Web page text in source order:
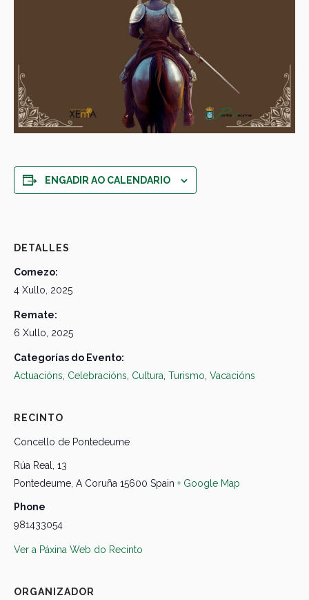
ENGADIR AO CALENDARIO
DETALLES
Comezo:
4 Xullo, 2025
Remate:
6 Xullo, 2025
Categorías do Evento:
Actuacións Celebracións Cultura Turismo Vacacións
RECINTO
Concello de Pontedeume
Rúa Real, 13
Pontedeume A Coruña 15600 Spain + Google Map
Phone
981433054
Ver a Páxina Web do Recinto
ORGANIZADOR